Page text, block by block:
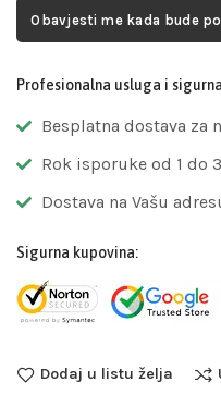
Obavjesti me kada bude
Profesionalna usluga i
Besplatna dostava za
Rok isporuke od 1 do
Dostava na Vašu
Sigurna kupovina:
Dodaj u listu želja